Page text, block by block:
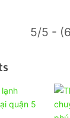
5/5 -